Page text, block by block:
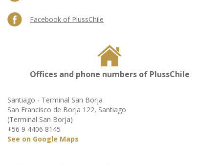
Facebook of PlussChile
Offices and phone numbers of PlussChile
Santiago - Terminal San Borja
San Francisco de Borja 122, Santiago
(Terminal San Borja)
+56 9 4406 8145
See on Google Maps